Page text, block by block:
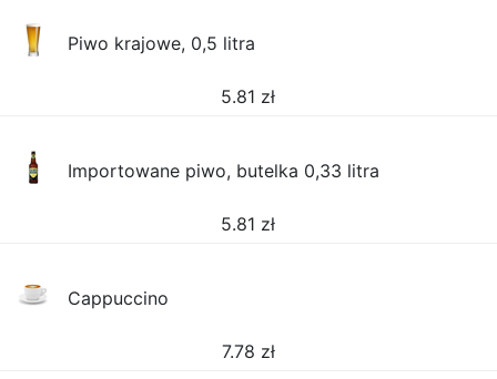
Piwo krajowe, 0,5 litra
5.81 zł
Importowane piwo, butelka 0,33 litra
5.81 zł
Cappuccino
7.78 zł